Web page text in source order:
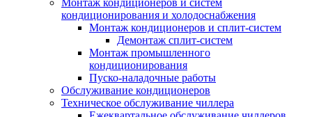
Монтаж кондиционеров и систем
кондиционирования и холодоснабжения
Монтаж кондиционеров и сплит-систем
Демонтаж сплит-систем
Монтаж промышленного
кондиционирования
Пуско-наладочные работы
Обслуживание кондиционеров
Техническое обслуживание чиллера